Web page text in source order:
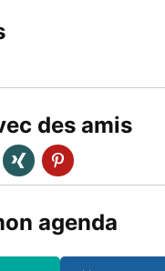
des amis
agenda